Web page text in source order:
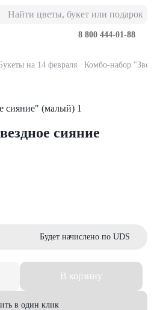
8 800 444-01-88
на 14 февраля Комбо-набор
сияние"
Будет начислено по UDS
В корзину
в один клик